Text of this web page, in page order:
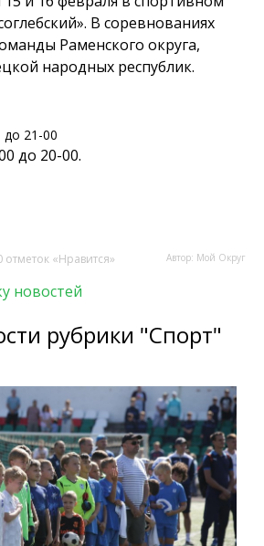
В соревнованиях
Раменского округа,
народных республик.
до 21-00
до 20-00.
отметок «Нравится» Автор: Мой Округ
новостей
рубрики "Спорт"